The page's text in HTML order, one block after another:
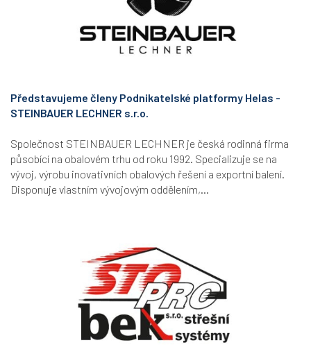
Představujeme členy Podnikatelské platformy Helas -
STEINBAUER LECHNER s.r.o.
Společnost STEINBAUER LECHNER je česká rodinná firma
působící na obalovém trhu od roku 1992. Specializuje se na
vývoj, výrobu inovativních obalových řešení a exportní balení.
Disponuje vlastním vývojovým oddělením,...